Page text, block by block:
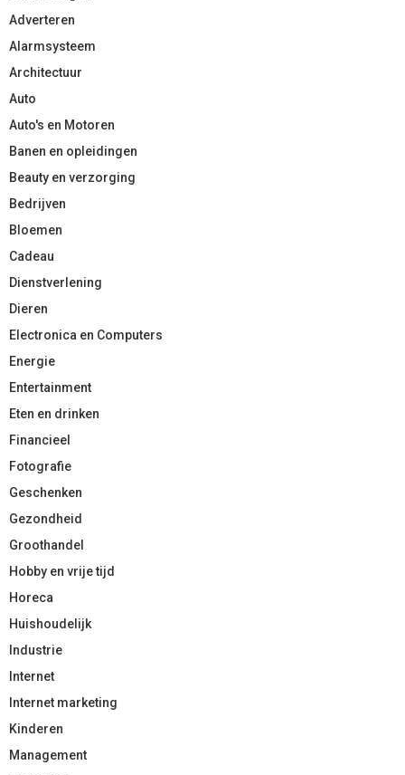
Adverteren
Alarmsysteem
Architectuur
Auto
Auto's en Motoren
Banen en opleidingen
Beauty en verzorging
Bedrijven
Bloemen
Cadeau
Dienstverlening
Dieren
Electronica en Computers
Energie
Entertainment
Eten en drinken
Financieel
Fotografie
Geschenken
Gezondheid
Groothandel
Hobby en vrije tijd
Horeca
Huishoudelijk
Industrie
Internet
Internet marketing
Kinderen
Management